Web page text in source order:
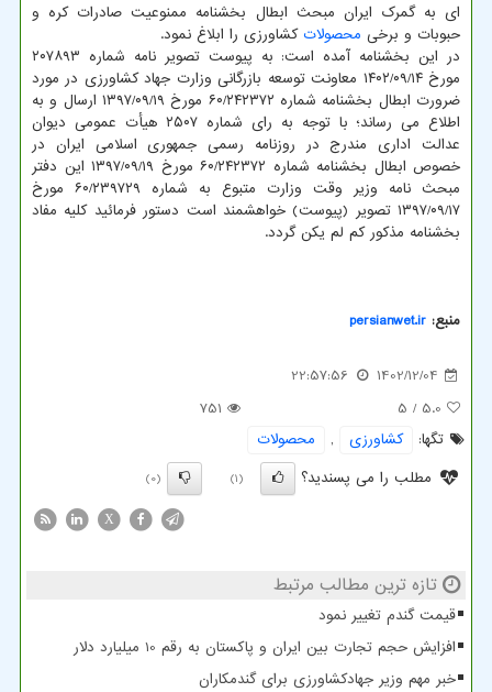
ای به گمرک ایران مبحث ابطال بخشنامه ممنوعیت صادرات کره و
حبوبات و برخی محصولات کشاورزی را ابلاغ نمود.
در این بخشنامه آمده است: به پیوست تصویر نامه شماره ۲۰۷۸۹۳
مورخ ۱۴۰۲/۰۹/۱۴ معاونت توسعه بازرگانی وزارت جهاد کشاورزی در مورد
ضرورت ابطال بخشنامه شماره ۶۰/۲۴۲۳۷۲ مورخ ۱۳۹۷/۰۹/۱۹ ارسال و به
اطلاع می رساند؛ با توجه به رای شماره ۲۵۰۷ هیأت عمومی دیوان
عدالت اداری مندرج در روزنامه رسمی جمهوری اسلامی ایران در
خصوص ابطال بخشنامه شماره ۶۰/۲۴۲۳۷۲ مورخ ۱۳۹۷/۰۹/۱۹ این دفتر
مبحث نامه وزیر وقت وزارت متبوع به شماره ۶۰/۲۳۹۷۲۹ مورخ
۱۳۹۷/۰۹/۱۷ تصویر (پیوست) خواهشمند است دستور فرمائید کلیه مفاد
بخشنامه مذکور کم لم یکن گردد.
منبع: persianwet.ir
1402/12/04
22:57:56
5.0
/ 5
751
تگها:
كشاورزی ,
محصولات
مطلب را می پسندید؟
(1)
(0)
X
تازه ترین مطالب مرتبط
قیمت گندم تغییر نمود
افزایش حجم تجارت بین ایران و پاکستان به رقم 10 میلیارد دلار
خبر مهم وزیر جهادکشاورزی برای گندمکاران